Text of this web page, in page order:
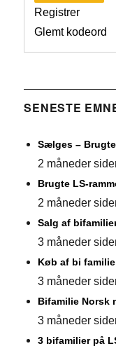
Registrer
Glemt kodeord
SENESTE
Sælges –
2 måneder
Brugte LS-
2 måneder
Salg af
3 måneder
Køb af bi
3 måneder
Bifamilie Norsk
3 måneder
3 bifamilier på